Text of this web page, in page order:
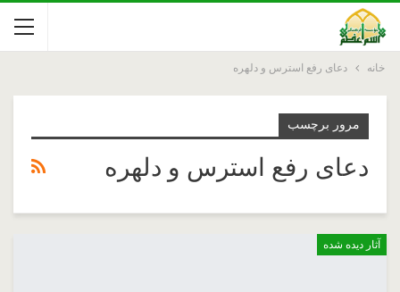
خانه دعای رفع استرس و دلهره
مرور برچسب
دعای رفع استرس و دلهره
آثار دیده شده